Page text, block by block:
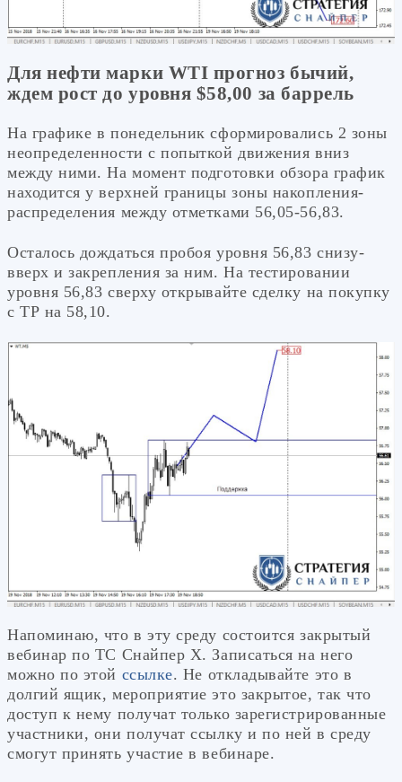
Для нефти марки WTI прогноз бычий,
ждем рост до уровня $58,00 за баррель
На графике в понедельник сформировались 2 зоны
неопределенности с попыткой движения вниз
между ними. На момент подготовки обзора график
находится у верхней границы зоны накопления-
распределения между отметками 56,05-56,83.
Осталось дождаться пробоя уровня 56,83 снизу-
вверх и закрепления за ним. На тестировании
уровня 56,83 сверху открывайте сделку на покупку
с ТР на 58,10.
Напоминаю, что в эту среду состоится закрытый
вебинар по ТС Снайпер Х. Записаться на него
можно по этой ссылке. Не откладывайте это в
долгий ящик, мероприятие это закрытое, так что
доступ к нему получат только зарегистрированные
участники, они получат ссылку и по ней в среду
смогут принять участие в вебинаре.